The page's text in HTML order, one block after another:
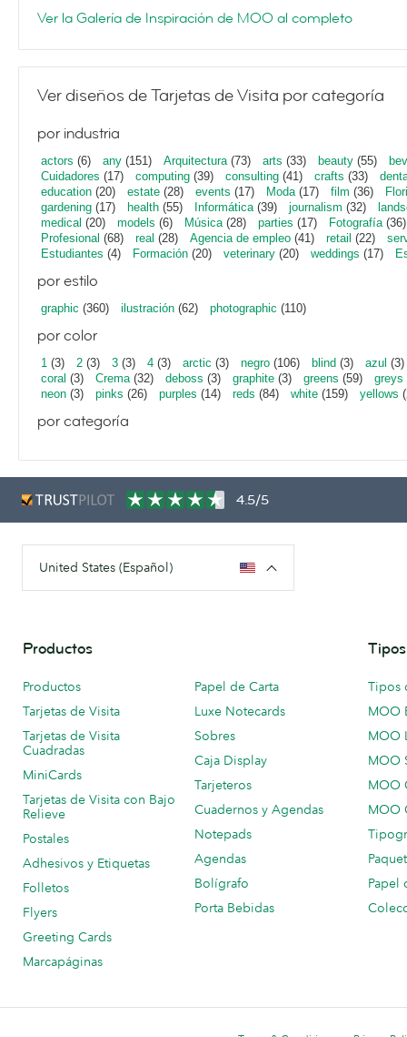
Ver la Galería de Inspiración de MOO al completo
Ver diseños de Tarjetas de Visita por categoría
por industria
actors (6) any (151) Arquitectura(73) arts (33) beauty (55)
Cuidadores (17) computing (39) consulting (41) crafts (33)
education (20) estate (28) events (17) Moda(17) film (36)
gardening (17) health (55) Informática(39) journalism (32)
medical (20) models (6) Música(28) parties (17) Fotografía(36)
Profesional (68) real (28) Agencia de empleo (41) retail (22)
Estudiantes (4) Formación (20) veterinary (20) weddings (17)
por estilo
graphic (360) ilustración (62) photographic (110)
por color
1 (3) 2 (3) 3 (3) 4 (3) arctic (3) negro (106) blind (3) azul (3)
coral (3) Crema(32) deboss (3) graphite (3) greens (59) greys
neon (3) pinks (26) purples (14) reds (84) white (159) yellows
por categoría
4.5/5
United States (Español)
Productos
Productos
Tarjetas de Visita
Tarjetas de Visita
Cuadradas
MiniCards
Tarjetas de Visita con Bajo
Relieve
Postales
Adhesivos y Etiquetas
Folletos
Flyers
Greeting Cards
Marcapáginas
Papel de Carta
Luxe Notecards
Sobres
Caja Display
Tarjeteros
Cuadernos y Agendas
Notepads
Agendas
Bolígrafo
Porta Bebidas
Tipos
MOO
MOO
MOO
MOO
MOO
Papel